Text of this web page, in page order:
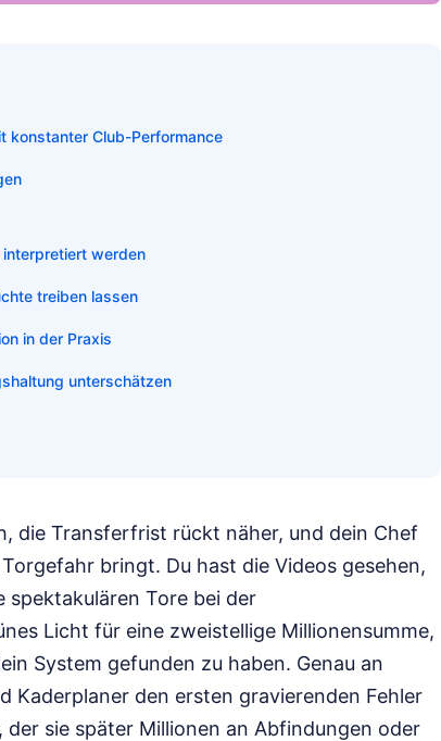
konstanter Club-Performance
werden
treiben lassen
in der Praxis
unterschätzen
die Transferfrist rückt näher, und dein Chef
bringt. Du hast die Videos gesehen,
spektakulären Tore bei der
Licht für eine zweistellige Millionensumme,
System gefunden zu haben. Genau an
Kaderplaner den ersten gravierenden Fehler
sie später Millionen an Abfindungen oder